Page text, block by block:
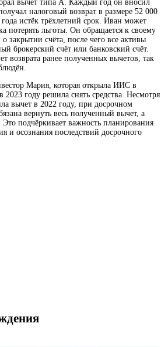
вычет типа А. Каждый год он вносил
налоговый возврат в размере 52 000
истёк трёхлетний срок. Иван может
потерять льготы. Он обращается к своему
закрытии счёта, после чего все активы
брокерский счёт или банковский счёт.
возврата ранее полученных вычетов, так
Мария, которая открыла ИИС в
2023 году решила снять средства. Несмотря
вычет в 2022 году, при досрочном
вернуть весь полученный вычет, а
подчёркивает важность планирования
и осознания последствий досрочного